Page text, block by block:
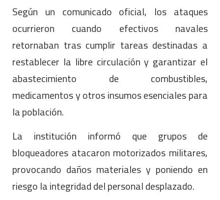
Según un comunicado oficial, los ataques
ocurrieron cuando efectivos navales
retornaban tras cumplir tareas destinadas a
restablecer la libre circulación y garantizar el
abastecimiento de combustibles,
medicamentos y otros insumos esenciales para
la población.
La institución informó que grupos de
bloqueadores atacaron motorizados militares,
provocando daños materiales y poniendo en
riesgo la integridad del personal desplazado.